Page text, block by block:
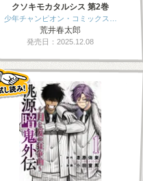
クソキモカタルシス 第2巻
少年チャンピオン・コミックス…
荒井春太郎
発売日：2025.12.08